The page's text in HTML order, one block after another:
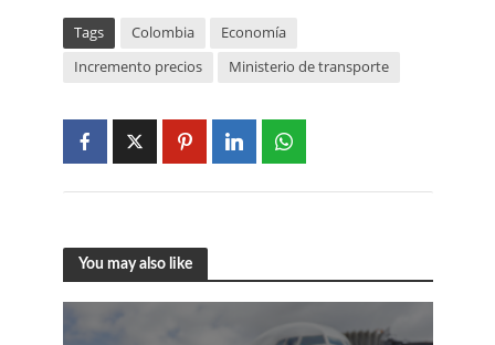
Tags Colombia
Economía
Incremento precios
Ministerio de transporte
You may also like